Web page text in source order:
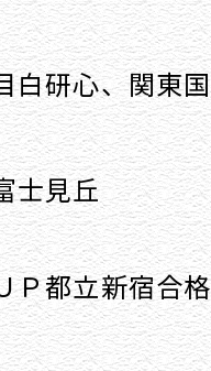
心、関東国
見丘
Ｐ都立新宿合